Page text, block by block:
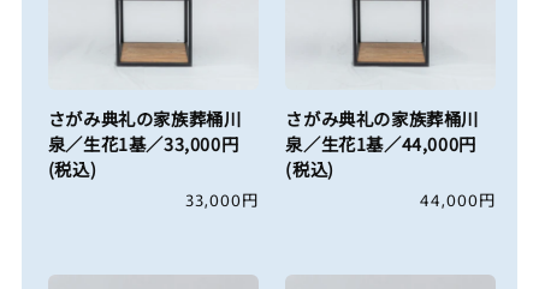
さがみ典礼の家族葬桶川
泉／生花1基／33,000円
(税込)
通
格
33,000円
さがみ典礼の家族葬桶川
泉／生花1基／44,000円
(税込)
通
格
44,000円